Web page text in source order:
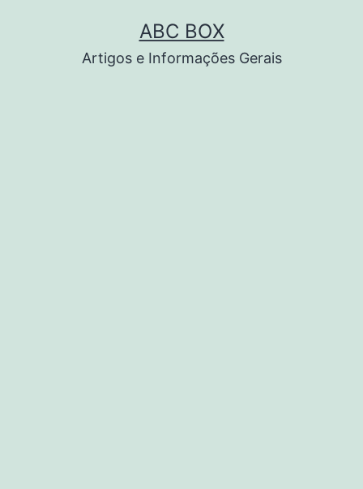
ABC BOX
Artigos e Informações Gerais